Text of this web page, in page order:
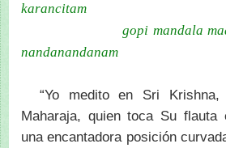
karancitam
gopi mandala
nandanandanam
“Yo medito en Sri
Maharaja, quien toca Su flauta
una encantadora posición